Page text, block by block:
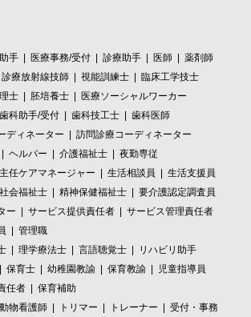
手 医療事務/受付 診療助手 医師
薬剤師
診療放射線技師 視能訓練士
臨床工学技士
士 胚培養士
医療ソーシャルワーカー
歯科助手/受付 歯科技工士
歯科医師
ディネーター
訪問診療コーディネーター
ヘルパー 介護福祉士
夜勤専従
主任ケアマネージャー 生活相談員
生活支援員
社会福祉士 精神保健福祉士
要介護認定調査員
ー
サービス提供責任者
サービス管理責任者
管理職
理学療法士 言語聴覚士
リハビリ助手
保育士 幼稚園教諭 保育教諭
児童指導員
任者
保育補助
動物看護師 トリマー トレーナー 受付・事務